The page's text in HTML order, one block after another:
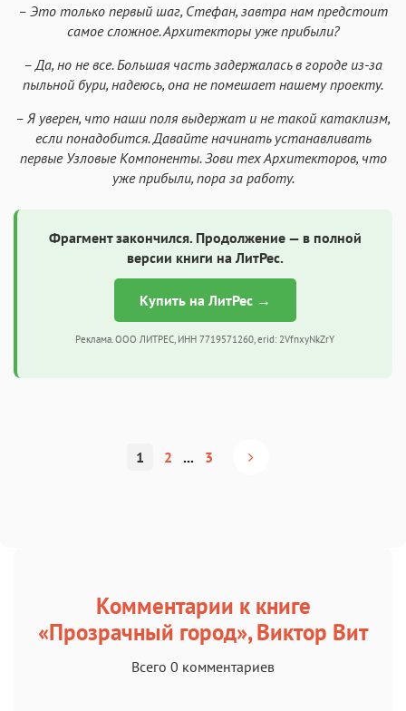
– Это только первый шаг, Стефан, завтра нам предстоит
самое сложное. Архитекторы уже прибыли?
– Да, но не все. Большая часть задержалась в городе из-за
пыльной бури, надеюсь, она не помешает нашему проекту.
– Я уверен, что наши поля выдержат и не такой катаклизм,
если понадобится. Давайте начинать устанавливать
первые Узловые Компоненты. Зови тех Архитекторов, что
уже прибыли, пора за работу.
Фрагмент закончился. Продолжение — в полной
версии книги на ЛитРес.
Купить на ЛитРес →
Реклама. ООО ЛИТРЕС, ИНН 7719571260, erid: 2VfnxyNkZrY
1 2 ... 3
Комментарии к книге
«Прозрачный город», Виктор Вит
Всего 0 комментариев